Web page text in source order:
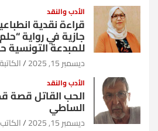
الأدب والنقد
قراءة نقدية
جازية في رواية
للمبدعة التونسية
ديسمبر 15, 2025
الأدب والنقد
الحب القاتل قصة
الساطي
ديسمبر 15, 2025